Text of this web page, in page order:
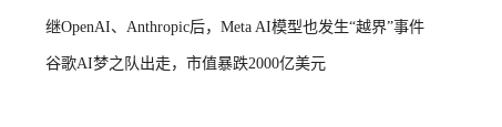
继OpenAI、Anthropic后，Meta AI模型也发生“越界”事件
谷歌AI梦之队出走，市值暴跌2000亿美元